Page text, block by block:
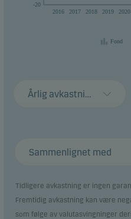
-20
2016
2017 2018 2019 2020
Fond
Årlig avkastning
Sammenlignet med
Tidligere avkastning er ingen
Fremtidig avkastning kan være
som følge av valutasvingninger